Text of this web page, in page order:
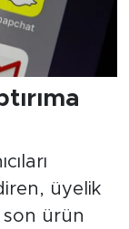
üyelik
son ürün